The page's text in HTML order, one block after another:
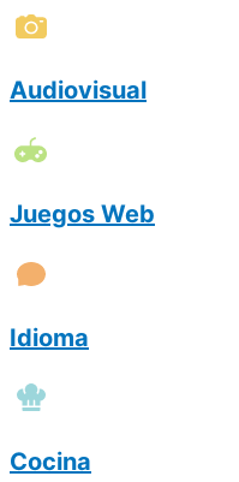
Audiovisual
Juegos Web
Idioma
Cocina